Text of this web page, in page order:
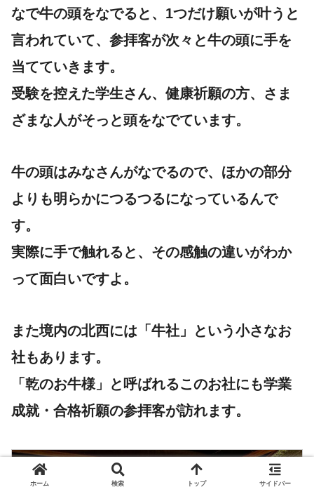
なで牛の頭をなでると、1つだけ願いが叶う と
言われていて、参拝客が次々と牛の頭に手を
当てていきます。
受験を控えた学生さん、健康祈願の方、さま
ざまな人がそっと頭をなでています。
牛の頭はみなさんがなでるので、ほかの部分
よりも明らかにつるつるになっているんで
す。
実際に手で触れると、その感触の違いがわか
って面白いですよ。
また境内の北西には「牛社」という小さなお
社もあります。
「乾のお牛様」と呼ばれるこのお社にも学業
成就・合格祈願の参拝客が訪れます。
ホーム 検索 トップ サイドバー